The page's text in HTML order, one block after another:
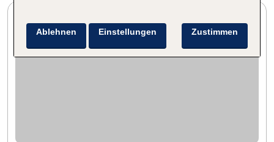
Zustimmen
Ablehnen Einstellungen